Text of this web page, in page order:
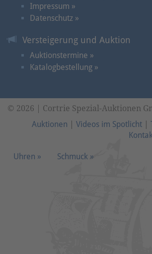
Impressum »
Datenschutz »
Versteigerung und Auktion
Auktionstermine »
Katalogbestellung »
© 2026 | Cortrie Spezial-Auktionen
Auktionen
Videos im Spotlicht
Uhren » Schmuck »